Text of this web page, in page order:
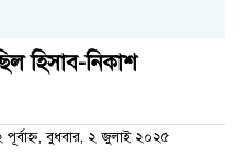
হিসাব-নিকাশ
বুধবার, ২ জুলাই ২০২৫